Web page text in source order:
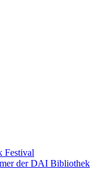
Festival
der DAI Bibliothek